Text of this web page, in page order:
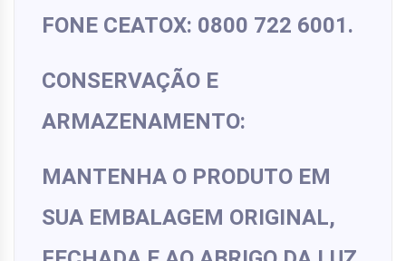
FONE CEATOX: 0800 722 6001.
CONSERVAÇÃO E
ARMAZENAMENTO:
MANTENHA O PRODUTO EM
SUA EMBALAGEM ORIGINAL,